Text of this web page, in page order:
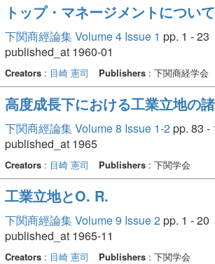
トップ・マネージメントについて
下関商經論集 Volume 4 Issue 1 pp. 1 - 23
published_at 1960-01
Creators: 目崎 憲司 Publishers: 下関商経学会
高度成長下における工業立地の
下関商經論集 Volume 8 Issue 1-2pp. 83 -
published_at 1965
Creators: 目崎 憲司 Publishers: 下関学会
工業立地とO. R.
下関商經論集 Volume 9 Issue 2pp. 1 - 20
published_at 1965-11
Creators: 目崎 憲司 Publishers: 下関学会